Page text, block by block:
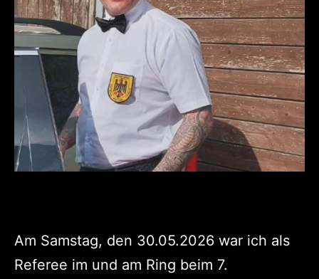
Am Samstag, den 30.05.2026 war ich als
Referee im und am Ring beim 7.